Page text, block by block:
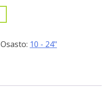
Osasto: 10 - 24"